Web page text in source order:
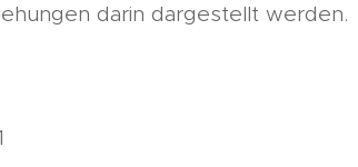
darin dargestellt werden.